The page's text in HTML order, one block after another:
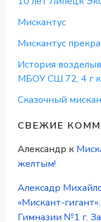
Мискантус
Мискантус
История
МБОУ СШ 72, 4 г
Сказочный
СВЕЖИЕ
Александр к
желтым!
Алексадр
«Мискант-
Гимназии №1 г.